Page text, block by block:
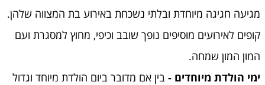
מגיעה חגיגה מיוחדת ובלתי נשכחת באירוע בת המצווה שלהן.
קופים לאירועים מוסיפים נופך שובב וכיפי, מחוץ למסגרת ועם
המון המון שמחה.
ימי הולדת מיוחדים - בין אם מדובר ביום הולדת מיוחד וגדול